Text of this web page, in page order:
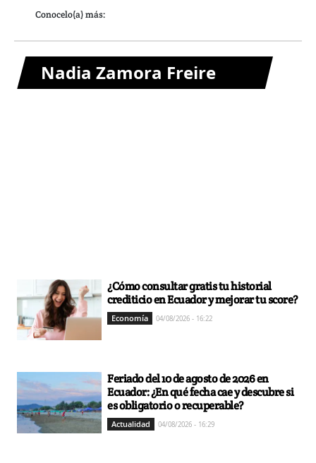
Conocelo(a) más:
Nadia Zamora Freire
¿Cómo consultar gratis tu historial
crediticio en Ecuador y mejorar tu score?
Economía 04/08/2026 - 16:22
Feriado del 10 de agosto de 2026 en
Ecuador: ¿En qué fecha cae y descubre si
es obligatorio o recuperable?
Actualidad 04/08/2026 - 16:29